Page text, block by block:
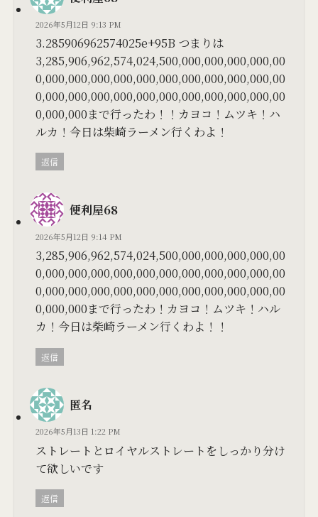
2026年5月12日 9:13 PM
3.285906962574025e+95B つまりは
3,285,906,962,574,024,500,000,000,000,000,00
0,000,000,000,000,000,000,000,000,000,000,00
0,000,000,000,000,000,000,000,000,000,000,00
0,000,000まで行ったわ！！カヨコ！ムツキ！ハ
ルカ！今日は柴崎ラーメン行くわよ！
返信
便利屋68
2026年5月12日 9:14 PM
3,285,906,962,574,024,500,000,000,000,000,00
0,000,000,000,000,000,000,000,000,000,000,00
0,000,000,000,000,000,000,000,000,000,000,00
0,000,000まで行ったわ！カヨコ！ムツキ！ハル
カ！今日は柴崎ラーメン行くわよ！！
返信
匿名
2026年5月13日 1:22 PM
ストレートとロイヤルストレートをしっかり分け
て欲しいです
返信